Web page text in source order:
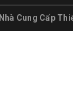
Nhà Cung Cấp